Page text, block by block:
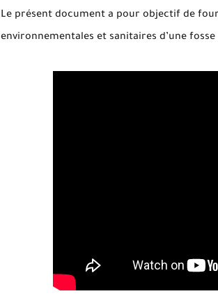
Le présent document a pour objectif de
environnementales et sanitaires d’une